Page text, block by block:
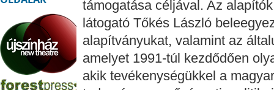
támogatása céljával. Az
látogató Tőkés László
alapítványukat, valamint az
amelyet 1991-túl kezdődően
akik tevékenységükkel a